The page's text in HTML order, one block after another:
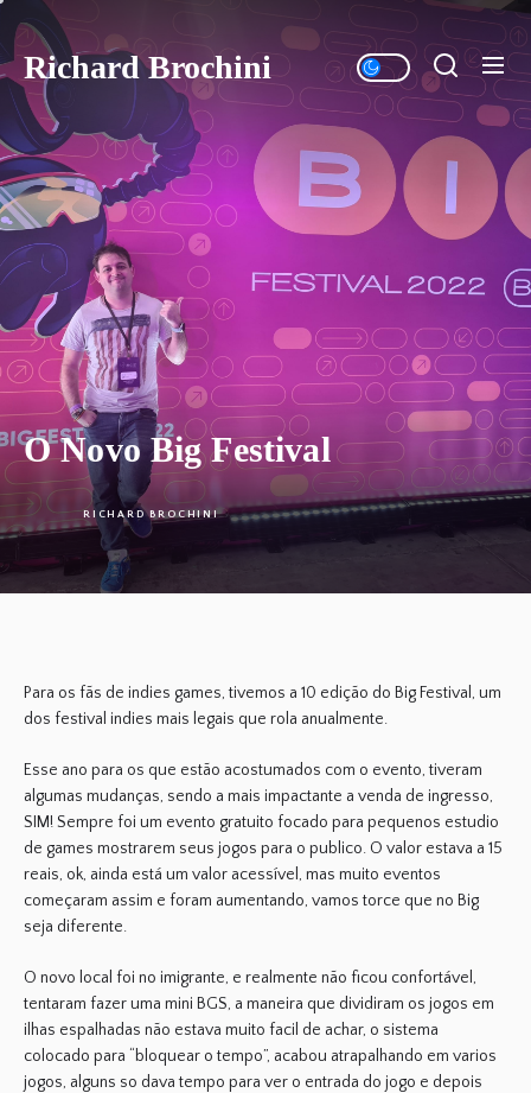
to
the
content
O Novo Big Festival
RICHARD BROCHINI
Richard Brochini
Para os fãs de indies games, tivemos a 10 edição do Big Festival, um
dos festival indies mais legais que rola anualmente.
Esse ano para os que estão acostumados com o evento, tiveram
algumas mudanças, sendo a mais impactante a venda de ingresso,
SIM! Sempre foi um evento gratuito focado para pequenos estudio
de games mostrarem seus jogos para o publico. O valor estava a 15
reais, ok, ainda está um valor acessível, mas muito eventos
começaram assim e foram aumentando, vamos torce que no Big
seja diferente.
O novo local foi no imigrante, e realmente não ficou confortável,
tentaram fazer uma mini BGS, a maneira que dividiram os jogos em
ilhas espalhadas não estava muito facil de achar, o sistema
colocado para “bloquear o tempo”, acabou atrapalhando em varios
jogos, alguns so dava tempo para ver o entrada do jogo e depois